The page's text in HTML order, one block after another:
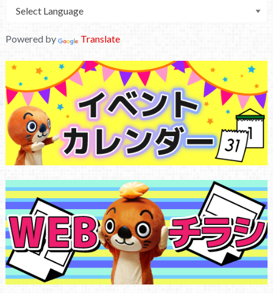
Powered by Translate